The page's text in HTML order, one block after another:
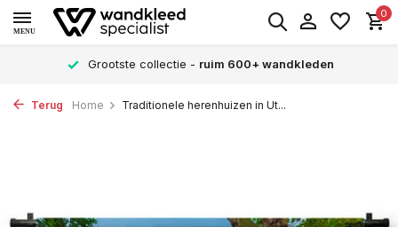
MENU
0
Grootste collectie - ruim 600+ wandkleden
Terug Home Traditionele herenhuizen in Ut...